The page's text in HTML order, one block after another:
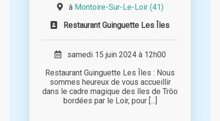
à Montoire-Sur-Le-Loir (41)
Restaurant Guinguette Les Îles
samedi 15 juin 2024 à 12h00
Restaurant Guinguette Les Îles : Nous
sommes heureux de vous accueillir
dans le cadre magique des îles de Trôo
bordées par le Loir, pour [...]